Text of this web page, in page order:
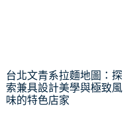
台北文青系拉麵地圖：探
索兼具設計美學與極致風
味的特色店家